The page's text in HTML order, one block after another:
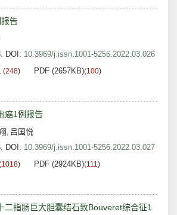
告
DOI: 10.3969/j.issn.1001-5256.2022.03.026
(248) PDF (2657KB)(100)
癌1例报告
, 吕国悦
DOI: 10.3969/j.issn.1001-5256.2022.03.027
1018) PDF (2924KB)(111)
二指肠巨大胆囊结石致Bouveret综合征1